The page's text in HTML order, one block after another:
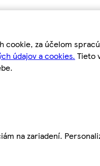
za účelom
údajov a cookies. Tieto
na zariadení.